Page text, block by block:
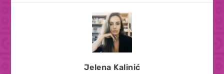
Jelena Kalinić